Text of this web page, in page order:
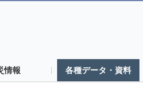
情報 各種データ・資料